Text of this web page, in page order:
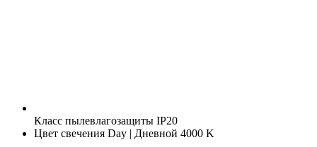
Класс пылевлагозащиты IP20
Цвет свечения Day | Дневной 4000 K